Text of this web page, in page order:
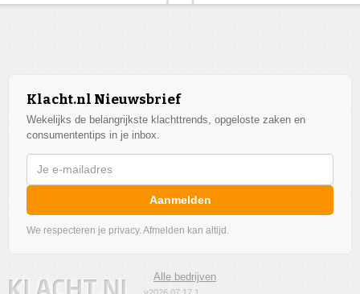
Klacht.nl Nieuwsbrief
Wekelijks de belangrijkste klachttrends, opgeloste zaken en
consumententips in je inbox.
Aanmelden
We respecteren je privacy. Afmelden kan altijd.
Alle bedrijven